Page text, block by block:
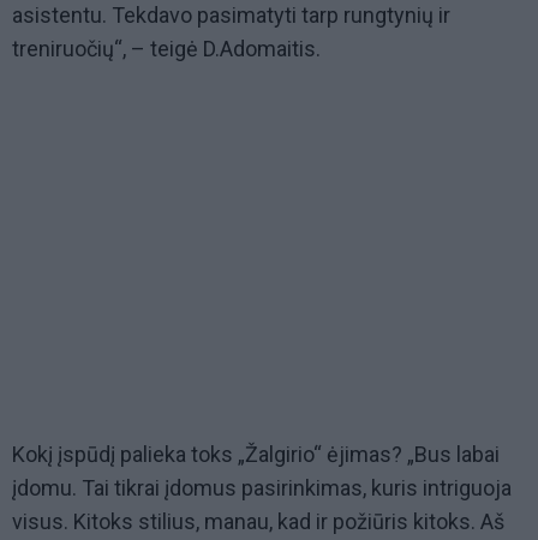
asistentu. Tekdavo pasimatyti tarp rungtynių ir
treniruočių“, – teigė D.Adomaitis.
Kokį įspūdį palieka toks „Žalgirio“ ėjimas? „Bus labai
įdomu. Tai tikrai įdomus pasirinkimas, kuris intriguoja
visus. Kitoks stilius, manau, kad ir požiūris kitoks. Aš